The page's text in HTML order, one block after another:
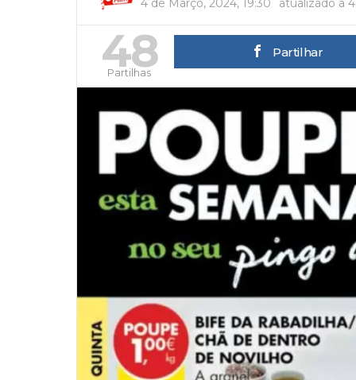
4 de Março, 2024, 19:30
atualizado a
48
Partilhas
Partilhar